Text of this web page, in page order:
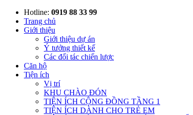
Hotline: 0919 88 33 99
Trang chủ
Giới thiệu
Giới thiệu dự án
Ý tưởng thiết kế
Các đối tác chiến lược
Căn hộ
Tiện ích
Vị trí
KHU CHÀO ĐÓN
TIỆN ÍCH CỘNG ĐỒNG TẦNG 1
TIỆN ÍCH DÀNH CHO TRẺ EM